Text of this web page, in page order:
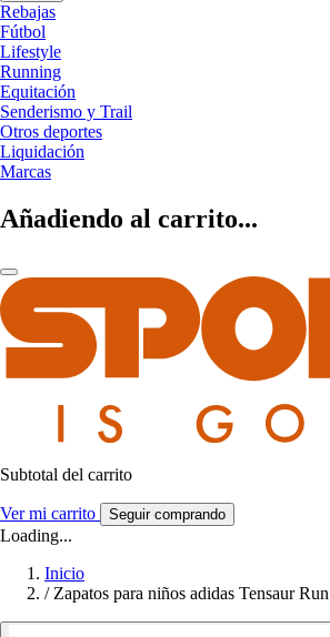
Rebajas
Fútbol
Lifestyle
Running
Equitación
Senderismo y Trail
Otros deportes
Liquidación
Marcas
Añadiendo al carrito...
Subtotal del carrito
Ver mi carrito Seguir comprando
Loading...
Inicio
/ Zapatos para niños adidas Tensaur Run